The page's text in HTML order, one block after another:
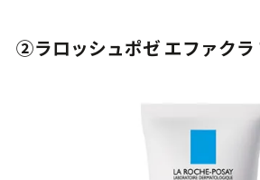
②ラロッシュポゼ エファクラ